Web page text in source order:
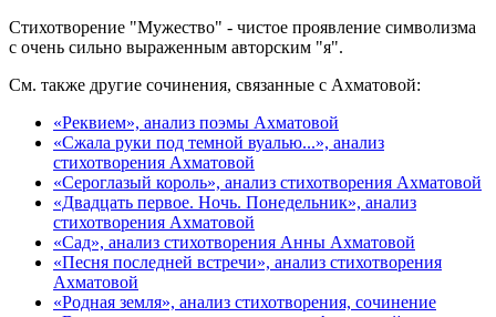
Стихотворение "Мужество" - чистое проявление символизма
с очень сильно выраженным авторским "я".
См. также другие сочинения, связанные с Ахматовой:
«Реквием», анализ поэмы Ахматовой
«Сжала руки под темной вуалью...», анализ
стихотворения Ахматовой
«Сероглазый король», анализ стихотворения Ахматовой
«Двадцать первое. Ночь. Понедельник», анализ
стихотворения Ахматовой
«Сад», анализ стихотворения Анны Ахматовой
«Песня последней встречи», анализ стихотворения
Ахматовой
«Родная земля», анализ стихотворения, сочинение